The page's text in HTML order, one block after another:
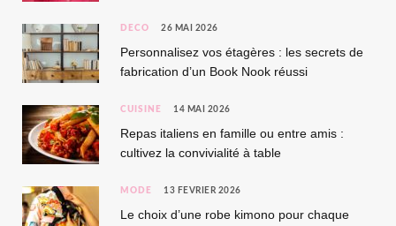
DÉCO 26 MAI 2026
Personnalisez vos étagères : les secrets de
fabrication d’un Book Nook réussi
CUISINE 14 MAI 2026
Repas italiens en famille ou entre amis :
cultivez la convivialité à table
MODE 13 FÉVRIER 2026
Le choix d’une robe kimono pour chaque